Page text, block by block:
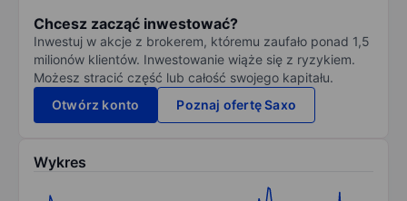
Chcesz zacząć inwestować?
Inwestuj w akcje z brokerem, któremu zaufało ponad 1,5
milionów klientów. Inwestowanie wiąże się z ryzykiem.
Możesz stracić część lub całość swojego kapitału.
Otwórz konto
Poznaj ofertę Saxo
Wykres